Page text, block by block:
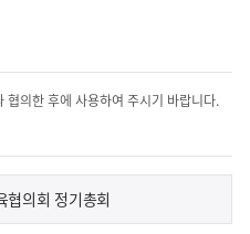
의한 후에 사용하여 주시기 바랍니다.
의회 정기총회